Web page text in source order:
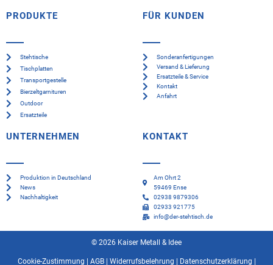
PRODUKTE
Stehtische
Tischplatten
Transportgestelle
Bierzeltgarnituren
Outdoor
Ersatzteile
FÜR KUNDEN
Sonderanfertigungen
Versand & Lieferung
Ersatzteile & Service
Kontakt
Anfahrt
UNTERNEHMEN
Produktion in Deutschland
News
Nachhaltigkeit
KONTAKT
Am Ohrt 2
59469 Ense
02938 9879306
02933 921775
info@der-stehtisch.de
© 2026 Kaiser Metall & Idee
Cookie-Zustimmung AGB| Widerrufsbelehrung Datenschutzerklärung